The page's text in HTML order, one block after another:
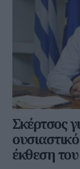
Σκέρτσος
έκθεση